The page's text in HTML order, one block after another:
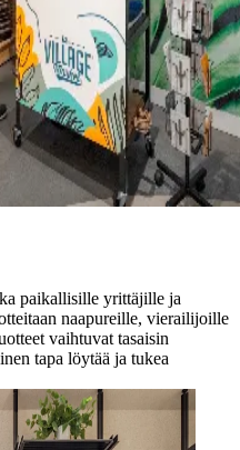
paikallisille yrittäjille ja
naapureille, vierailijoille
vaihtuvat tasaisin
tapa löytää ja tukea